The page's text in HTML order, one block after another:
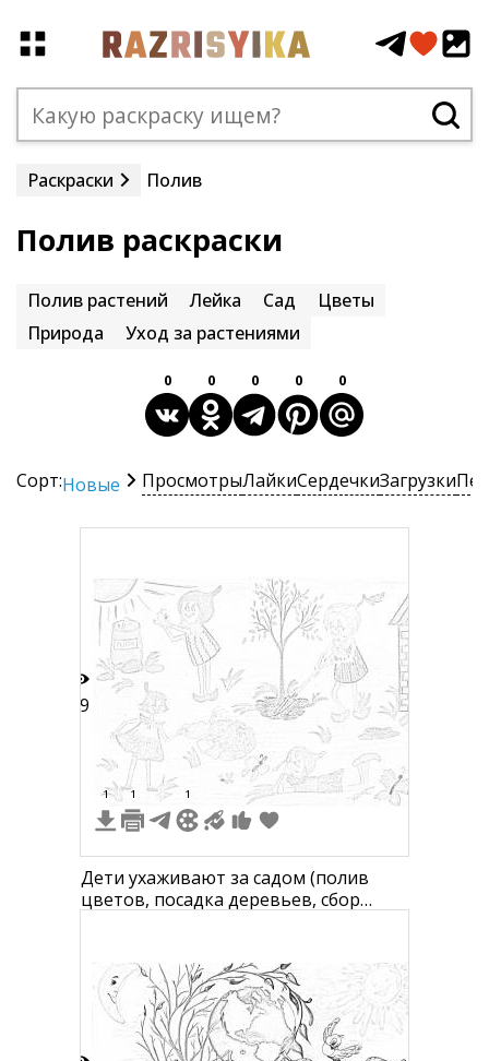
Раскраски Полив
Полив раскраски
Полив растений Лейка Сад
Цветы
Природа
Уход за растениями
0 0 0 0 0
Сорт:Новые ПросмотрыЛайкиСердечкиЗагрузки
19
1 1 1
Дети ухаживают за садом (полив
цветов, посадка деревьев, сбор